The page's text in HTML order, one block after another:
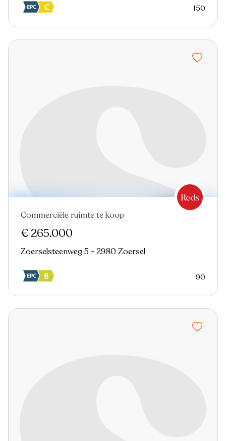
150
Commerciële ruimte te koop
€ 265.000
Zoerselsteenweg 5 - 2980 Zoersel
90